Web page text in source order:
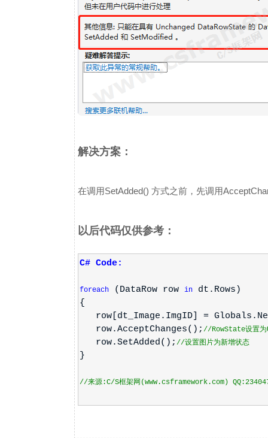
解决方案：
在调用SetAdded() 方式之前，先调用
以后代码仅供参考：
C# Code:
foreach (DataRow row in
dt.Rows)
{
row[dt_Image.ImgID] =
row.AcceptChanges(); //RowState设置为
row.SetAdded(); //设置图片为新增状态
}
//来源:C/S框架网(www.csframework.com)